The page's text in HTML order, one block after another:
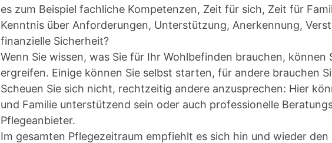
es zum Beispiel fachliche Kompetenzen, Zeit für sich, Zeit für
Kenntnis über Anforderungen, Unterstützung, Anerkennung,
finanzielle Sicherheit?
Wenn Sie wissen, was Sie für Ihr Wohlbefinden brauchen, können
ergreifen. Einige können Sie selbst starten, für andere brauchen
Scheuen Sie sich nicht, rechtzeitig andere anzusprechen: Hier
und Familie unterstützend sein oder auch professionelle
Pflegeanbieter.
Im gesamten Pflegezeitraum empfiehlt es sich hin und wieder den